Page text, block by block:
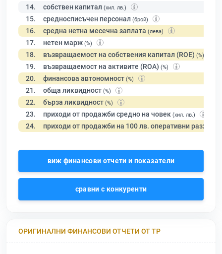
14. собствен капитал (хил. лв.)
15. средносписъчен персонал (брой)
16. средна нетна месечна заплата (лева)
17. нетен марж (%)
18. възвращаемост на собствения капитал (ROE) (%)
19. възвращаемост на активите (ROA) (%)
20. финансова автономност (%)
21. обща ликвидност (%)
22. бърза ликвидност (%)
23. приходи от продажби средно на човек (хил. лв.)
24. приходи от продажби на 100 лв. оперативни разходи
виж финансови отчети и показатели
сравни с конкуренти
ОРИГИНАЛНИ ФИНАНСОВИ ОТЧЕТИ ОТ ТР